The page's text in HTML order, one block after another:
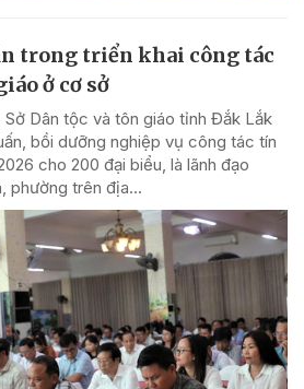
trong triển khai công tác
ở cơ sở
Sở Dân tộc và tôn giáo tỉnh Đắk Lắk
bồi dưỡng nghiệp vụ công tác tín
cho 200 đại biểu, là lãnh đạo
phường trên địa...